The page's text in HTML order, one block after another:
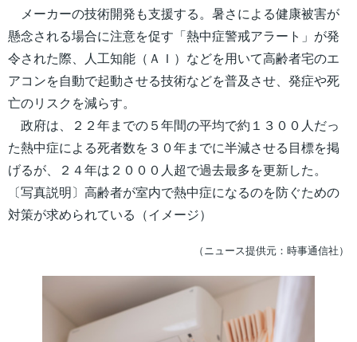
メーカーの技術開発も支援する。暑さによる健康被害が
懸念される場合に注意を促す「熱中症警戒アラート」が発
令された際、人工知能（ＡＩ）などを用いて高齢者宅のエ
アコンを自動で起動させる技術などを普及させ、発症や死
亡のリスクを減らす。
政府は、２２年までの５年間の平均で約１３００人だっ
た熱中症による死者数を３０年までに半減させる目標を掲
げるが、２４年は２０００人超で過去最多を更新した。
〔写真説明〕高齢者が室内で熱中症になるのを防ぐための
対策が求められている（イメージ）
（ニュース提供元：時事通信社）